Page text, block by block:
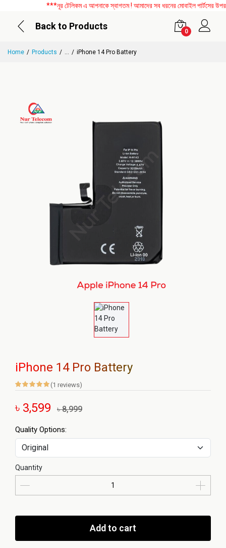
***নূর টেলিকম এ আপনাকে স্বাগতম ! আমাদের সব ধরনের মোবাইল পার্টসের উপর
Back to Products
0
Home Products ... iPhone 14 Pro Battery
iPhone 14 Pro Battery
(1 reviews)
৳ 3,599 ৳ 8,999
Quality Options:
Quantity
Add to cart